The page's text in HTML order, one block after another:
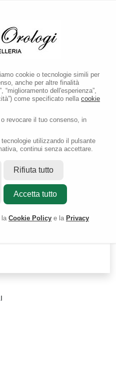
cookie o tecnologie simili per
anche per altre finalità
“miglioramento dell'esperienza”,
come specificato nella cookie
revocare il tuo consenso, in
utilizzando il pulsante
continui senza accettare.
Rifiuta tutto
Accetta tutto
la Cookie Policy e la Privacy